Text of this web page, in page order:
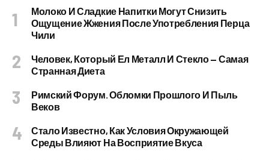
Молоко И Сладкие Напитки Могут Снизить
Ощущение Жжения После Употребления Перца
Чили
Человек, Который Ел Металл И Стекло — Самая
Странная Диета
Римский Форум. Обломки Прошлого И Пыль
Веков
Стало Известно, Как Условия Окружающей
Среды Влияют На Восприятие Вкуса